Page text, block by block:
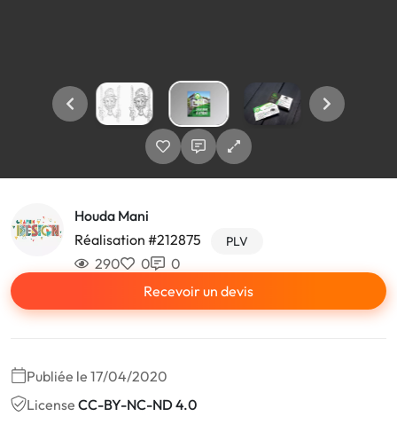
Houda Mani
Réalisation #212875
PLV
290 0
0
Recevoir un devis
Publiée le 17/04/2020
License CC-BY-NC-ND 4.0